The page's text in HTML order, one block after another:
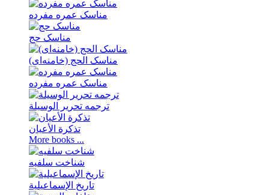
مناسک عمره مفرده
مناسک حج
مناسک الحج (خامنه‌ای)
مناسک عمره مفرده
ترجمه تحریر الوسیلة
تذکرة الأعیان
More books ...
شناخت سلفیه
تاریخ الإسماعیلیة